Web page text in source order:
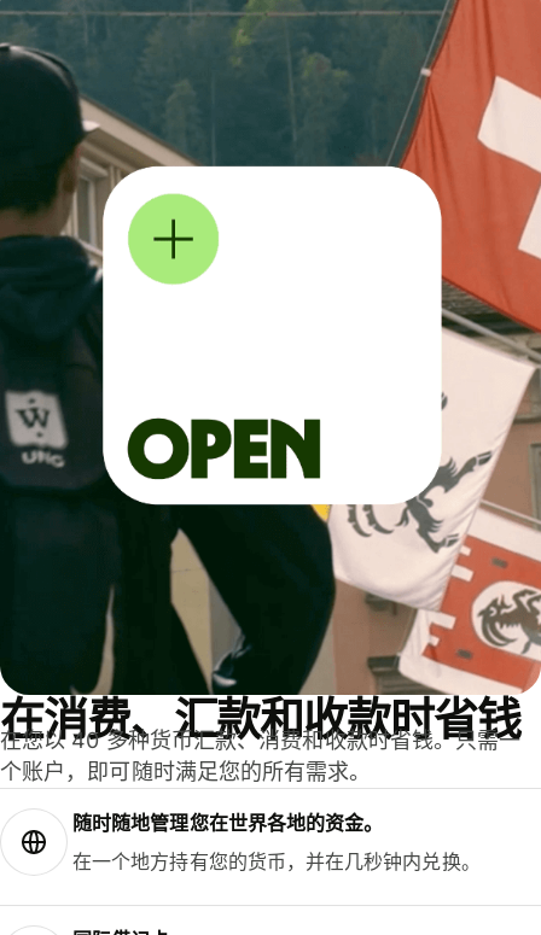
在消费、汇款和收款时省钱
在您以 40 多种货币汇款、消费和收款时省钱。只需一
个账户，即可随时满足您的所有需求。
随时随地管理您在世界各地的资金。
在一个地方持有您的货币，并在几秒钟内兑换。